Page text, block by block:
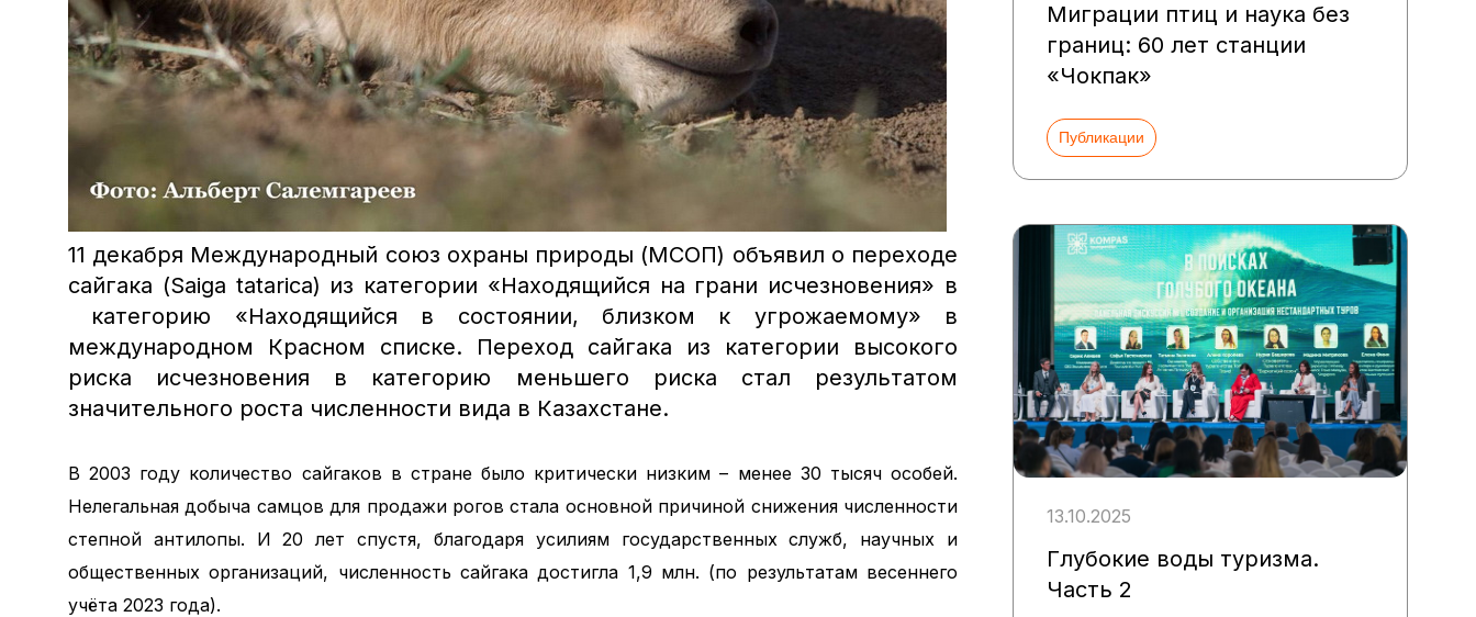
11 декабря Международный союз охраны природы (МСОП) объявил о переходе
сайгака (Saiga tatarica) из категории «Находящийся на грани исчезновения» в
категорию «Находящийся в состоянии, близком к угрожаемому» в
международном Красном списке. Переход сайгака из категории высокого
риска исчезновения в категорию меньшего риска стал результатом
значительного роста численности вида в Казахстане.
В 2003 году количество сайгаков в стране было критически низким – менее 30 тысяч особей.
Нелегальная добыча самцов для продажи рогов стала основной причиной снижения численности
степной антилопы. И 20 лет спустя, благодаря усилиям государственных служб, научных и
общественных организаций, численность сайгака достигла 1,9 млн. (по результатам весеннего
учёта 2023 года).
Миграции птиц и наука без
границ: 60 лет станции
«Чокпак»
Публикации
13.10.2025
Глубокие воды туризма.
Часть 2